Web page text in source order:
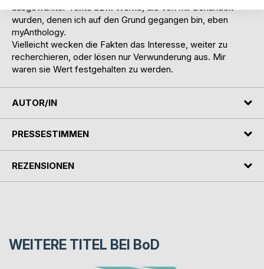
ausgewählter Texte bzw. Werke, die von mir behandelt
wurden, denen ich auf den Grund gegangen bin, eben
myAnthology.
Vielleicht wecken die Fakten das Interesse, weiter zu
recherchieren, oder lösen nur Verwunderung aus. Mir
waren sie Wert festgehalten zu werden.
AUTOR/IN
PRESSESTIMMEN
REZENSIONEN
WEITERE TITEL BEI BoD